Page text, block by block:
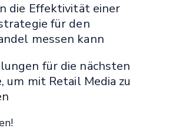
die Effektivität einer
für den
messen kann
für die nächsten
um mit Retail Media zu